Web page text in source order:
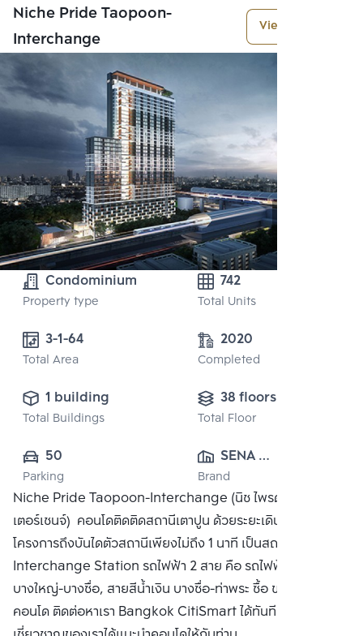
Niche Pride Taopoon-
Interchange
View More
Condominium
Property type
742
Total Units
Total Area
2020
Completed
1 building
Total Buildings
38 floors
Total Floor
50
Parking
SENA
DEVELOPMENT
CO., LTD.
Brand
Niche Pride Taopoon-Interchange (นิช ไพรด์ เตาปูน-อิน
เตอร์เชนจ์) คอนโดติดติดสถานีเตาปูน ด้วยระยะเดินจากหน้า
โครงการถึงบันไดตัวสถานีเพียงไม่ถึง 1 นาที เป็นสถานี
Interchange Station รถไฟฟ้า 2 สาย คือ รถไฟฟ้าสายสีม่วง
บางใหญ่-บางซื่อ, สายสีน้ำเงิน บางซื่อ-ท่าพระ ซื้อ ขาย หรือ เช่า
คอนโด ติดต่อหาเรา Bangkok CitiSmart ได้ทันที เพื่อให้ผู้